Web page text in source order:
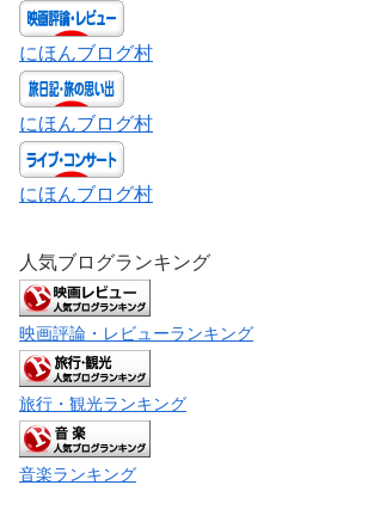
にほんブログ村
にほんブログ村
にほんブログ村
人気ブログランキング
映画評論・レビューランキング
旅行・観光ランキング
音楽ランキング